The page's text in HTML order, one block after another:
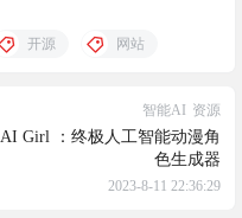
开源 网站
智能AI 资源
AI Girl ：终极人工智能动漫角
色生成器
2023-8-11 22:36:29